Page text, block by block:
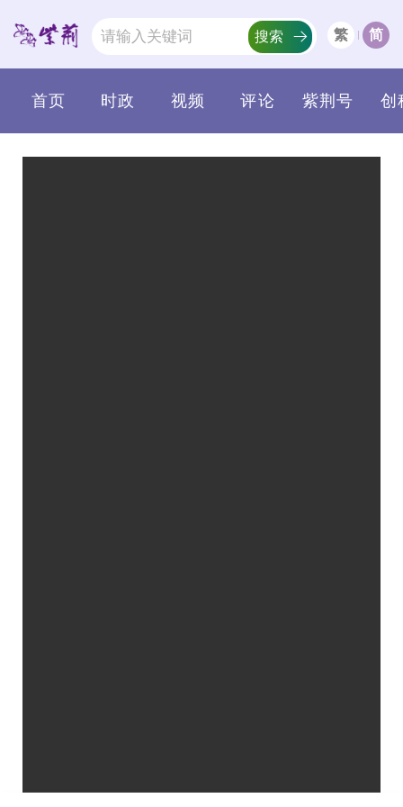
繁 简
首页 时政 视频 评论 紫荆号 创
搜索